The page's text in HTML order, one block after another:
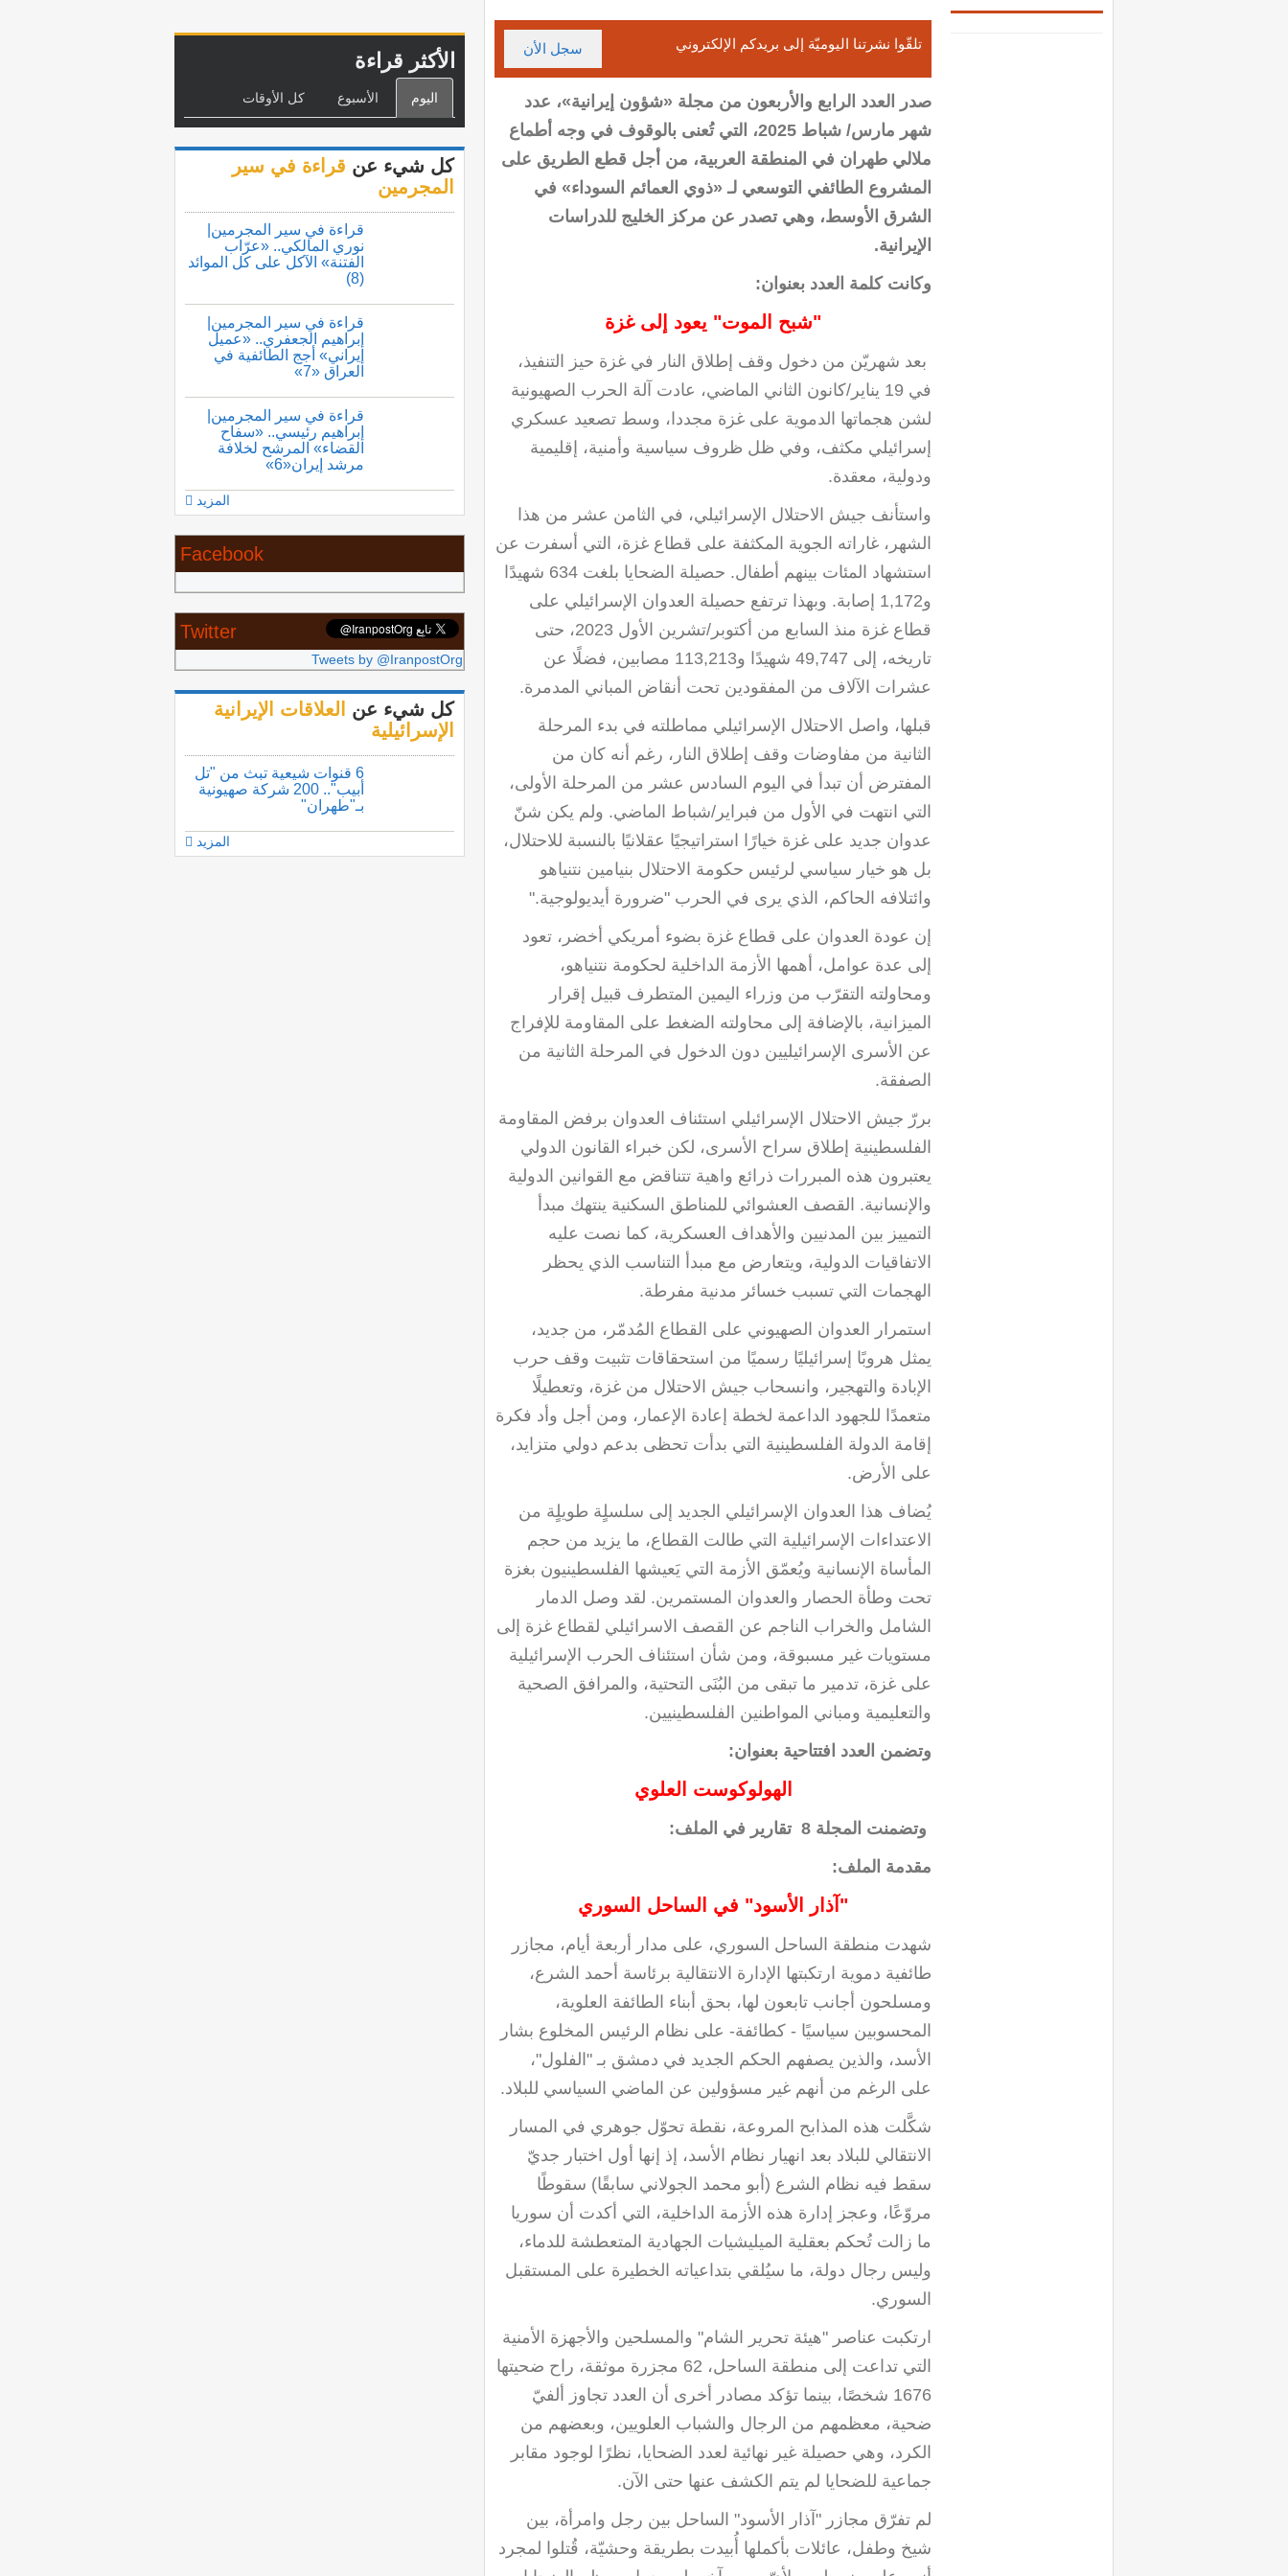
تلقّوا نشرتنا اليوميّة إلى بريدكم الإلكتروني سجل الأن
صدر العدد الرابع والأربعون من مجلة «شؤون إيرانية»، عدد
شهر مارس/ شباط 2025، التي تُعنى بالوقوف في وجه أطماع
ملالي طهران في المنطقة العربية، من أجل قطع الطريق على
المشروع الطائفي التوسعي لـ «ذوي العمائم السوداء» في
الشرق الأوسط، وهي تصدر عن مركز الخليج للدراسات
الإيرانية.
وكانت كلمة العدد بعنوان:
"شبح الموت" يعود إلى غزة
بعد شهريّن من دخول وقف إطلاق النار في غزة حيز التنفيذ،
في 19 يناير/كانون الثاني الماضي، عادت آلة الحرب الصهيونية
لشن هجماتها الدموية على غزة مجددا، وسط تصعيد عسكري
إسرائيلي مكثف، وفي ظل ظروف سياسية وأمنية، إقليمية
ودولية، معقدة.
واستأنف جيش الاحتلال الإسرائيلي، في الثامن عشر من هذا
الشهر، غاراته الجوية المكثفة على قطاع غزة، التي أسفرت عن
استشهاد المئات بينهم أطفال. حصيلة الضحايا بلغت 634 شهيدًا
و1,172 إصابة. وبهذا ترتفع حصيلة العدوان الإسرائيلي على
قطاع غزة منذ السابع من أكتوبر/تشرين الأول 2023، حتى
تاريخه، إلى 49,747 شهيدًا و113,213 مصابين، فضلًا عن
عشرات الآلاف من المفقودين تحت أنقاض المباني المدمرة.
قبلها، واصل الاحتلال الإسرائيلي مماطلته في بدء المرحلة
الثانية من مفاوضات وقف إطلاق النار، رغم أنه كان من
المفترض أن تبدأ في اليوم السادس عشر من المرحلة الأولى،
التي انتهت في الأول من فبراير/شباط الماضي. ولم يكن شنّ
عدوان جديد على غزة خيارًا استراتيجيًا عقلانيًا بالنسبة للاحتلال،
بل هو خيار سياسي لرئيس حكومة الاحتلال بنيامين نتنياهو
وائتلافه الحاكم، الذي يرى في الحرب "ضرورة أيديولوجية".
إن عودة العدوان على قطاع غزة بضوء أمريكي أخضر، تعود
إلى عدة عوامل، أهمها الأزمة الداخلية لحكومة نتنياهو،
ومحاولته التقرّب من وزراء اليمين المتطرف قبيل إقرار
الميزانية، بالإضافة إلى محاولته الضغط على المقاومة للإفراج
عن الأسرى الإسرائيليين دون الدخول في المرحلة الثانية من
الصفقة.
بررّ جيش الاحتلال الإسرائيلي استئناف العدوان برفض المقاومة
الفلسطينية إطلاق سراح الأسرى، لكن خبراء القانون الدولي
يعتبرون هذه المبررات ذرائع واهية تتناقض مع القوانين الدولية
والإنسانية. القصف العشوائي للمناطق السكنية ينتهك مبدأ
التمييز بين المدنيين والأهداف العسكرية، كما نصت عليه
الاتفاقيات الدولية، ويتعارض مع مبدأ التناسب الذي يحظر
الهجمات التي تسبب خسائر مدنية مفرطة.
استمرار العدوان الصهيوني على القطاع المُدمّر، من جديد،
يمثل هروبًا إسرائيليًا رسميًا من استحقاقات تثبيت وقف حرب
الإبادة والتهجير، وانسحاب جيش الاحتلال من غزة، وتعطيلًا
متعمدًا للجهود الداعمة لخطة إعادة الإعمار، ومن أجل وأد فكرة
إقامة الدولة الفلسطينية التي بدأت تحظى بدعم دولي متزايد،
على الأرض.
يُضاف هذا العدوان الإسرائيلي الجديد إلى سلسلٍة طويلٍة من
الاعتداءات الإسرائيلية التي طالت القطاع، ما يزيد من حجم
المأساة الإنسانية ويُعمّق الأزمة التي يَعيشها الفلسطينيون بغزة
تحت وطأة الحصار والعدوان المستمرين. لقد وصل الدمار
الشامل والخراب الناجم عن القصف الاسرائيلي لقطاع غزة إلى
مستويات غير مسبوقة، ومن شأن استئناف الحرب الإسرائيلية
على غزة، تدمير ما تبقى من البُنَى التحتية، والمرافق الصحية
والتعليمية ومباني المواطنين الفلسطينيين.
وتضمن العدد افتتاحية بعنوان:
الهولوكوست العلوي
وتضمنت المجلة 8 تقارير في الملف
:
مقدمة الملف:
" آذار الأسود" في الساحل السوري
شهدت منطقة الساحل السوري، على مدار أربعة أيام، مجازر
طائفية دموية ارتكبتها الإدارة الانتقالية برئاسة أحمد الشرع،
ومسلحون أجانب تابعون لها، بحق أبناء الطائفة العلوية،
المحسوبين سياسيًا - كطائفة- على نظام الرئيس المخلوع بشار
الأسد، والذين يصفهم الحكم الجديد في دمشق بـ "الفلول"،
على الرغم من أنهم غير مسؤولين عن الماضي السياسي للبلاد.
شكَّلت هذه المذابح المروعة، نقطة تحوّل جوهري في المسار
الانتقالي للبلاد بعد انهيار نظام الأسد، إذ إنها أول اختبار جديّ
سقط فيه نظام الشرع (أبو محمد الجولاني سابقًا) سقوطًا
مروّعًا، وعجز إدارة هذه الأزمة الداخلية، التي أكدت أن سوريا
ما زالت تُحكم بعقلية الميليشيات الجهادية المتعطشة للدماء،
وليس رجال دولة، ما سيُلقي بتداعياته الخطيرة على المستقبل
السوري.
ارتكبت عناصر "هيئة تحرير الشام" والمسلحين والأجهزة الأمنية
التي تداعت إلى منطقة الساحل، 62 مجزرة موثقة، راح ضحيتها
1676 شخصًا، بينما تؤكد مصادر أخرى أن العدد تجاوز ألفيّ
ضحية، معظمهم من الرجال والشباب العلويين، وبعضهم من
الكرد، وهي حصيلة غير نهائية لعدد الضحايا، نظرًا لوجود مقابر
جماعية للضحايا لم يتم الكشف عنها حتى الآن.
لم تفرّق مجازر "آذار الأسود" الساحل بين رجل وامرأة، بين
شيخ وطفل، عائلات بأكملها أُبيدت بطريقة وحشيّة، قُتلوا لمجرد
الأكثر قراءة
اليوم الأسبوع كل الأوقات
كل شيء عن قراءة في سير
المجرمين
قراءة في سير المجرمين|
نوري المالكي.. «عرّاب
الفتنة» الآكل على كل الموائد
(8)
قراءة في سير المجرمين|
إبراهيم الجعفري.. «عميل
إيراني» أجج الطائفية في
العراق «7»
قراءة في سير المجرمين|
إبراهيم رئيسي.. «سفاح
القضاء» المرشح لخلافة
مرشد إيران«6»
المزيد
Facebook
Twitter
Tweets by @IranpostOrg
كل شيء عن
العلاقات الإيرانية
الإسرائيلية
6 قنوات شيعية تبث من "تل
أبيب".. 200 شركة صهيونية
بـ"طهران"
المزيد